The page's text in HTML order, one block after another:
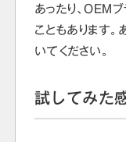
あったり、OEM
こともあります
いてください。
試してみた